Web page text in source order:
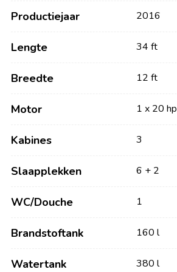
Productiejaar 2016
Lengte 34 ft
Breedte 12 ft
Motor 1 x 20 hp
Kabines 3
Slaapplekken 6 + 2
WC/Douche 1
Brandstoftank 160 l
Watertank 380 l